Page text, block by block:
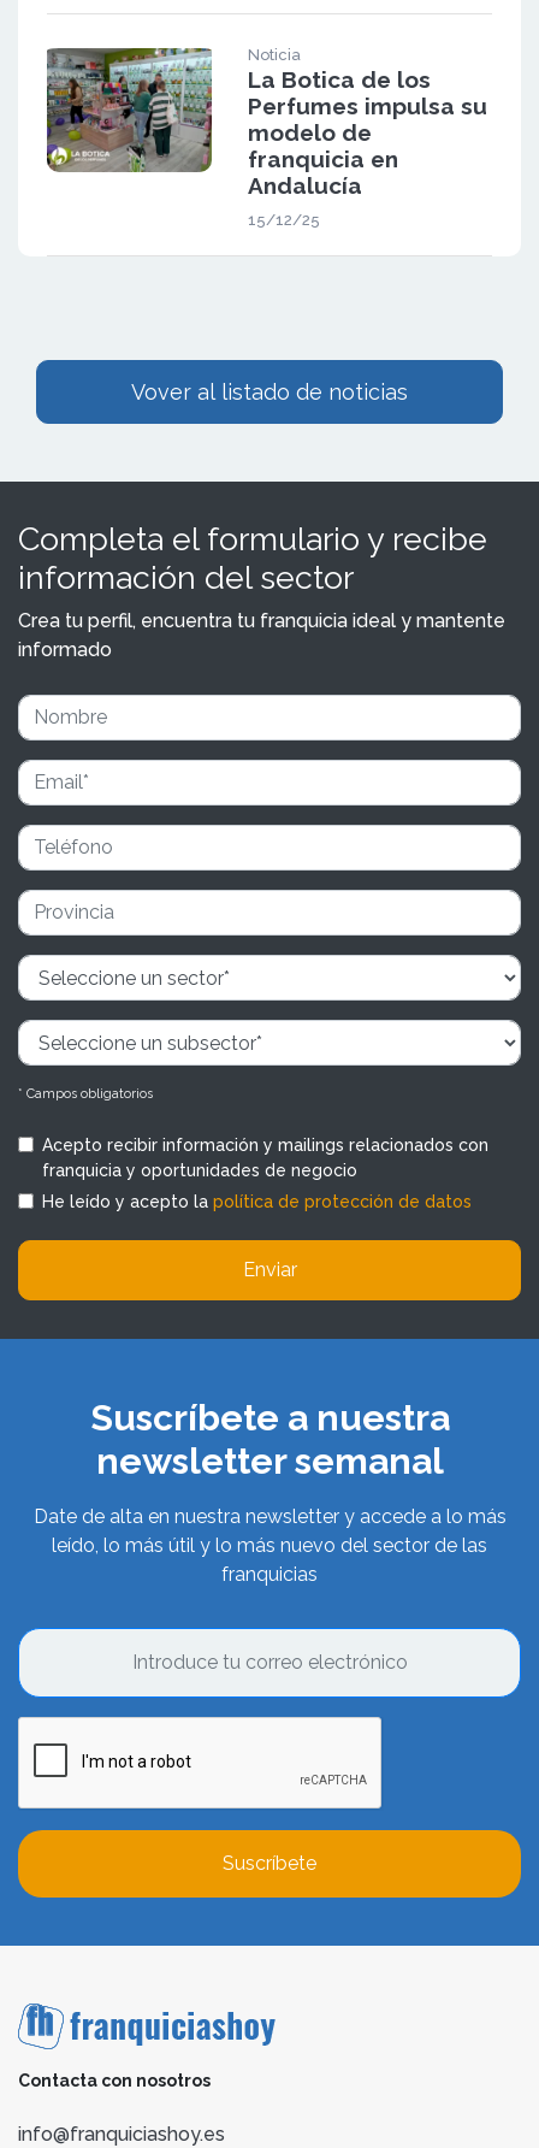
Noticia
La Botica de los
Perfumes impulsa su
modelo de
franquicia en
Andalucía
15/12/25
Vover al listado de noticias
Completa el formulario y recibe
información del sector
Crea tu perfil, encuentra tu franquicia ideal y mantente
informado
* Campos obligatorios
Acepto recibir información y mailings relacionados con
franquicia y oportunidades de negocio
He leído y acepto la política de protección de datos
Enviar
Suscríbete a nuestra
newsletter semanal
Date de alta en nuestra newsletter y accede a lo más
leído, lo más útil y lo más nuevo del sector de las
franquicias
Suscríbete
Contacta con nosotros
info@franquiciashoy.es